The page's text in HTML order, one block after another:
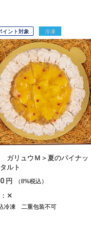
イント対象 冷凍
ガリュウＭ＞夏のパイナッ
ルト
円 （8%税込）
✕
冷凍 二重包装不可